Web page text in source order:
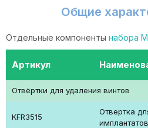
Общие
Отдельные компоненты набора
Артикул
Отвёртки для удаления винтов
KFR3515
Отвертка